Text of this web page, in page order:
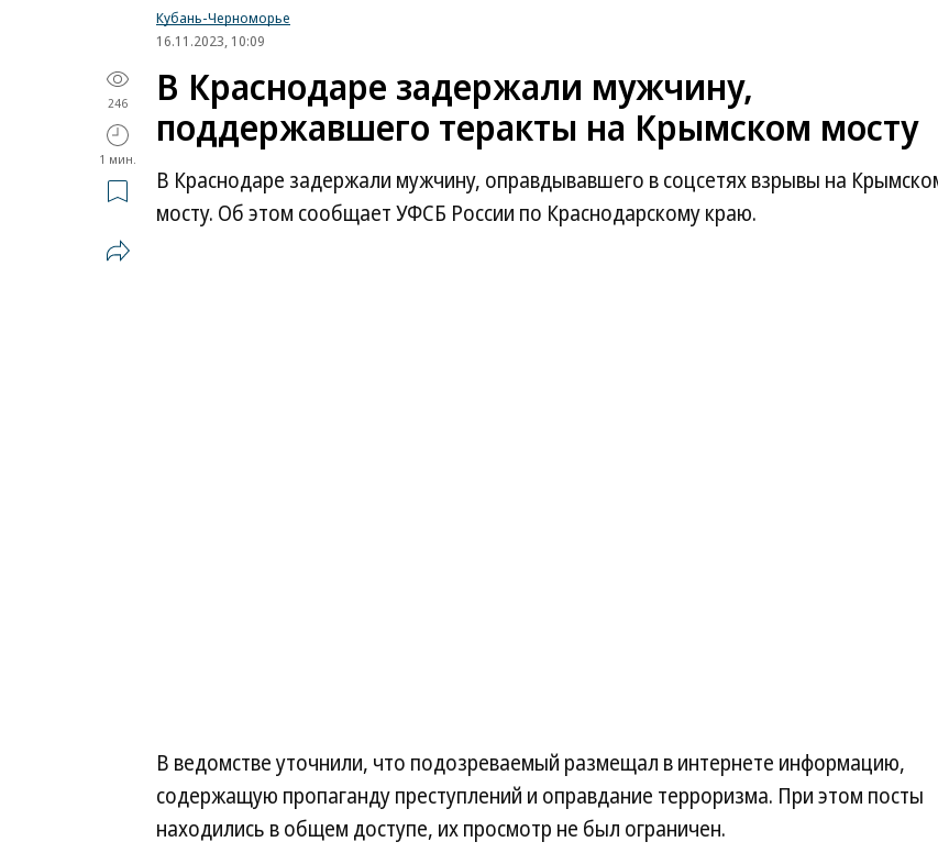
Кубань-Черноморье
16.11.2023, 10:09
246
1 мин.
В Краснодаре задержали мужчину,
поддержавшего теракты на Крымском мосту
В Краснодаре задержали мужчину, оправдывавшего в соцсетях взрывы на
мосту. Об этом сообщает УФСБ России по Краснодарскому краю.
В ведомстве уточнили, что подозреваемый размещал в интернете информацию,
содержащую пропаганду преступлений и оправдание терроризма. При этом посты
находились в общем доступе, их просмотр не был ограничен.